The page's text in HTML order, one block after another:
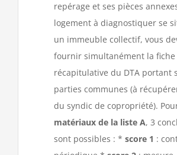
repérage et ses pièces
logement à diagnostiquer se
un immeuble collectif, vous
fournir simultanément la fiche
récapitulative du DTA portant
parties communes (à
du syndic de copropriété).
matériaux de la liste A, 3
sont possibles : * score 1 :